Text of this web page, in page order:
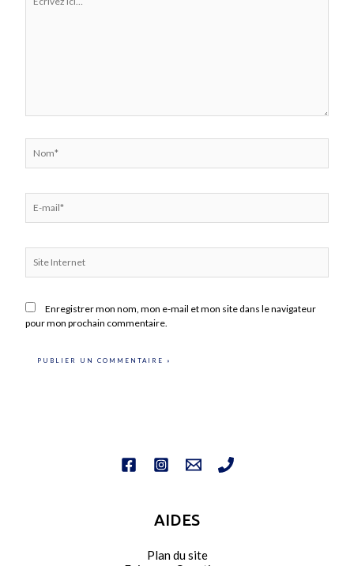
ici…
mail*
Internet
Enregistrer mon nom, mon e-mail et mon site dans le navigateur
pour mon prochain commentaire.
AIDES
Plan du site